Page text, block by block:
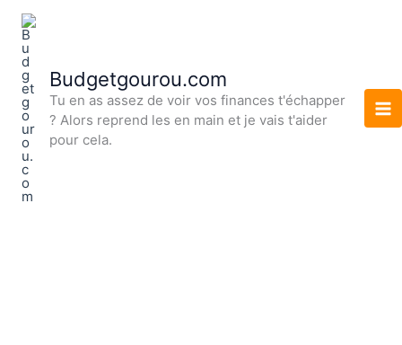
Aller
contenu
Budgetgourou.com
Tu en as assez de voir vos finances t'échapper
? Alors reprend les en main et je vais t'aider
pour cela.